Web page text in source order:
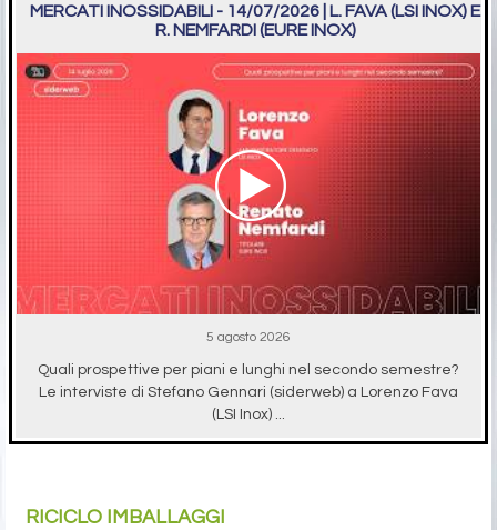
MERCATI INOSSIDABILI - 14/07/2026 | L. FAVA (LSI INOX) E
R. NEMFARDI (EURE INOX)
5 agosto 2026
Quali prospettive per piani e lunghi nel secondo semestre?
Le interviste di Stefano Gennari (siderweb) a Lorenzo Fava
(LSI Inox) ...
RICICLO IMBALLAGGI